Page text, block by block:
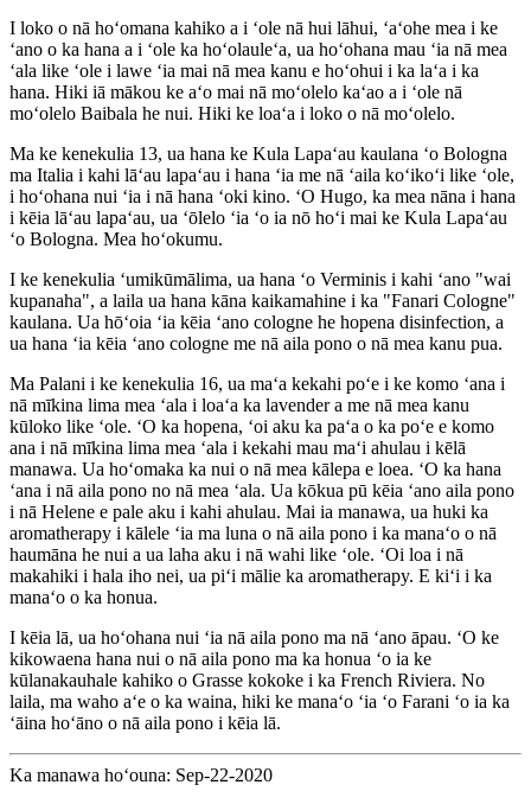
I loko o nā hoʻomana kahiko a i ʻole nā ​​​​hui lāhui, ʻaʻohe mea i ke
ʻano o ka hana a i ʻole ka hoʻolauleʻa, ua hoʻohana mau ʻia nā mea
ʻala like ʻole i lawe ʻia mai nā mea kanu e hoʻohui i ka laʻa i ka
hana. Hiki iā mākou ke aʻo mai nā moʻolelo kaʻao a i ʻole nā ​​​​
moʻolelo Baibala he nui. Hiki ke loaʻa i loko o nā moʻolelo.
Ma ke kenekulia 13, ua hana ke Kula Lapaʻau kaulana ʻo Bologna
ma Italia i kahi lāʻau lapaʻau i hana ʻia me nā ʻaila koʻikoʻi like ʻole,
i hoʻohana nui ʻia i nā hana ʻoki kino. ʻO Hugo, ka mea nāna i hana
i kēia lāʻau lapaʻau, ua ʻōlelo ʻia ʻo ia nō hoʻi mai ke Kula Lapaʻau
ʻo Bologna. Mea hoʻokumu.
I ke kenekulia ʻumikūmālima, ua hana ʻo Verminis i kahi ʻano "wai
kupanaha", a laila ua hana kāna kaikamahine i ka "Fanari Cologne"
kaulana. Ua hōʻoia ʻia kēia ʻano cologne he hopena disinfection, a
ua hana ʻia kēia ʻano cologne me nā aila pono o nā mea kanu pua.
Ma Palani i ke kenekulia 16, ua maʻa kekahi poʻe i ke komo ʻana i
nā mīkina lima mea ʻala i loaʻa ka lavender a me nā mea kanu
kūloko like ʻole. ʻO ka hopena, ʻoi aku ka paʻa o ka poʻe e komo
ana i nā mīkina lima mea ʻala i kekahi mau maʻi ahulau i kēlā
manawa. Ua hoʻomaka ka nui o nā mea kālepa e loea. ʻO ka hana
ʻana i nā aila pono no nā mea ʻala. Ua kōkua pū kēia ʻano aila pono
i nā Helene e pale aku i kahi ahulau. Mai ia manawa, ua huki ka
aromatherapy i kālele ʻia ma luna o nā aila pono i ka manaʻo o nā
haumāna he nui a ua laha aku i nā wahi like ʻole. ʻOi loa i nā
makahiki i hala iho nei, ua piʻi mālie ka aromatherapy. E kiʻi i ka
manaʻo o ka honua.
I kēia lā, ua hoʻohana nui ʻia nā aila pono ma nā ʻano āpau. ʻO ke
kikowaena hana nui o nā aila pono ma ka honua ʻo ia ke
kūlanakauhale kahiko o Grasse kokoke i ka French Riviera. No
laila, ma waho aʻe o ka waina, hiki ke manaʻo ʻia ʻo Farani ʻo ia ka
ʻāina hoʻāno o nā aila pono i kēia lā.
Ka manawa hoʻouna: Sep-22-2020